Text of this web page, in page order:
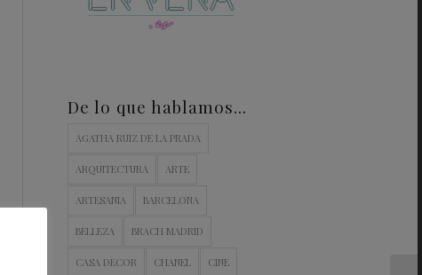
De lo que hablamos…
AGATHA RUIZ DE LA PRADA
ARQUITECTURA ARTE
ARTESANIA BARCELONA
BELLEZA BRACH MADRID
CASA DECOR CHANEL CINE